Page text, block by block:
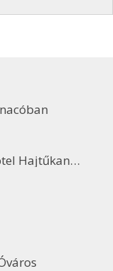
Hajtűkanyar